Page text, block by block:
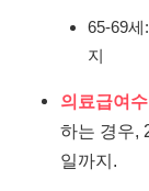
65-69세
지
의료급여
하는 경우,
일까지.